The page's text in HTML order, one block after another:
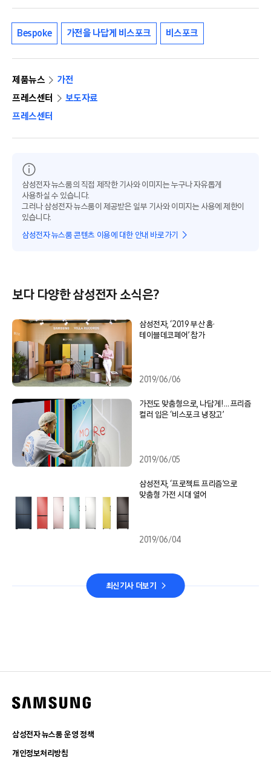
Bespoke 가전을 나답게 비스포크 비스포크
제품뉴스
가전
프레스센터
보도자료
프레스센터
삼성전자 뉴스룸의 직접 제작한 기사와 이미지는 누구나 자유롭게
사용하실 수 있습니다.
그러나 삼성전자 뉴스룸이 제공받은 일부 기사와 이미지는 사용에 제한이
있습니다.
삼성전자 뉴스룸 콘텐츠 이용에 대한 안내 바로가기
보다 다양한 삼성전자 소식은?
삼성전자, ‘2019 부산 홈·
테이블데코페어’ 참가
2019/06/06
가전도 맞춤형으로, 나답게!… 프리즘
컬러 입은 ‘비스포크 냉장고’
2019/06/05
삼성전자, ‘프로젝트 프리즘’으로
맞춤형 가전 시대 열어
2019/06/04
최신기사 더보기
삼성전자 뉴스룸 운영 정책
개인정보처리방침